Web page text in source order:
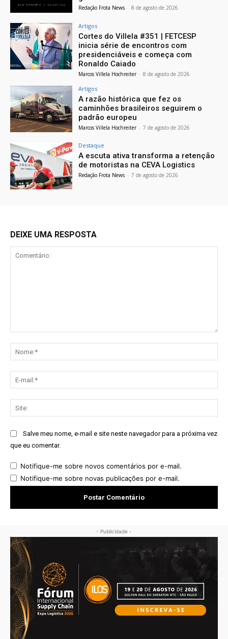
Redação Frota News - 8 de agosto de 2026
Artigos
Cortes do Villela #351 | FETCESP
inicia série de encontros com
presidenciáveis e começa com
Ronaldo Caiado
Marcos Villela Hochreiter - 8 de agosto de 2026
Artigos
A razão histórica que fez os
caminhões brasileiros seguirem o
padrão europeu
Marcos Villela Hochreiter - 7 de agosto de 2026
Destaque
A escuta ativa transforma a retenção
de motoristas na CEVA Logistics
Redação Frota News - 7 de agosto de 2026
DEIXE UMA RESPOSTA
Salve meu nome, e-mail e site neste navegador para a próxima vez
que eu comentar.
Notifique-me sobre novos comentários por e-mail.
Notifique-me sobre novas publicações por e-mail.
- Publicidade -